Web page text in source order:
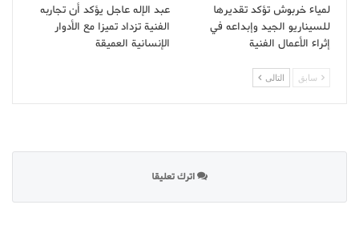
لمياء خربوش تؤكد تقديرها
للسيناريو الجيد وإبداعه في
إثراء الأعمال الفنية
عبد الإله عاجل يؤكد أن تجاربه
الفنية تزداد تميزا مع الأدوار
الإنسانية العميقة
سابق التالى
اترك تعليقا